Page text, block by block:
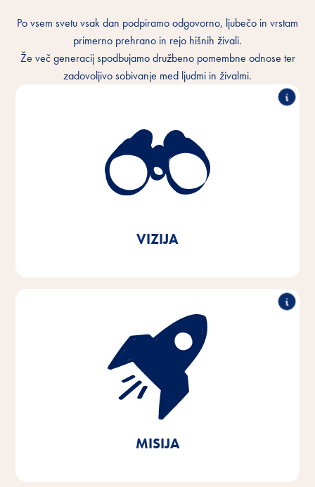
Po vsem svetu vsak dan podpiramo odgovorno, ljubečo in vrstam
primerno prehrano in rejo hišnih živali.
Že več generacij spodbujamo družbeno pomembne odnose ter
zadovoljivo sobivanje med ljudmi in živalmi.
VIZIJA
Zavedamo se tesne vezi med ljudmi in živalmi ter
želimo to povezanost vsak dan izboljševati. V vsakem
živalskem domu in povsod po svetu.
MISIJA
S strastjo in empatijo do potreb hišnih ljubljenčkov in
njihovih lastnikov razvijamo, proizvajamo in
distribuiramo inovativne, visokokakovostne in na
potrebah temelječe izdelke. S trajnostnim delovanjem
prispevamo k ohranjanju pomembnih naravnih virov.